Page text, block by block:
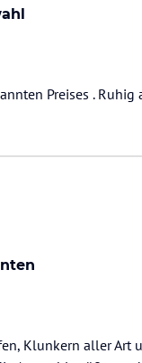
Preises . Ruhig
Klunkern aller Art